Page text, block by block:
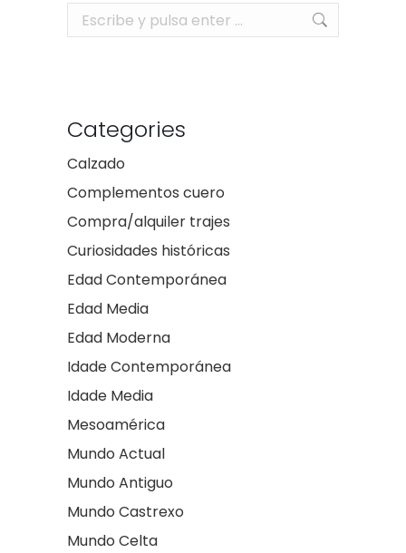
Buscar:
Categories
Calzado
Complementos cuero
Compra/alquiler trajes
Curiosidades históricas
Edad Contemporánea
Edad Media
Edad Moderna
Idade Contemporánea
Idade Media
Mesoamérica
Mundo Actual
Mundo Antiguo
Mundo Castrexo
Mundo Celta